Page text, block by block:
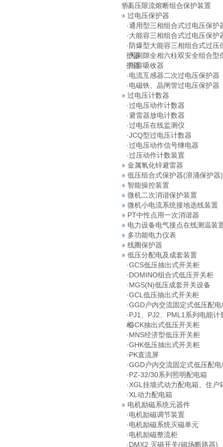
桥）高压限流熔断组合保护装置
过电压保护器
·通用型三相组合式过电压保护
·大能容三相组合式过电压保护
· 防爆型大能容三相组合式过压
护器
·无间隙全相六柱双安全组合型
护器
·阻容吸收器
·电流互感器二次过电压保护器
·电磁铁、晶闸管过电压保护器
过电压计数器
·过电压动作计数器
·避雷器放电计数器
·过电压在线监测仪
·JCQ型过电压计数器
·过电压动作信号继电器
·过压动作计数装置
金属氧化锌避雷器
低压组合式保护器(浪涌保护器)
智能操控装置
微机二次消谐保护装置
微机小电流系统接地选线装置
PT中性点用一次消谐器
电力设备电气接点在线测温装
多功能电力仪表
线圈保护器
低压分配电及成套装置
·GCS低压抽出式开关柜
·DOMINO组合式低压开关柜
·MGS(N)低压成套开关设备
·GCL低压抽出式开关柜
·GGD户内交流固定式低压配电
·PJ1、PJ2、PML1系列电能计
柜
·GCK抽出式低压开关柜
·MNS经济型低压开关柜
·GHK低压抽出式开关柜
·PK直流屏
·GGD户内交流固定式低压配电
·PZ-32/30系列照明配电箱
·XGL挂墙式动力配电箱、住户
·XL动力配电箱
电机励磁系统元器件
·电机励磁调节装置
·电机励磁系统灭磁单元
·电机励磁整流柜
·DMX2 灭磁开关(磁场断路器)